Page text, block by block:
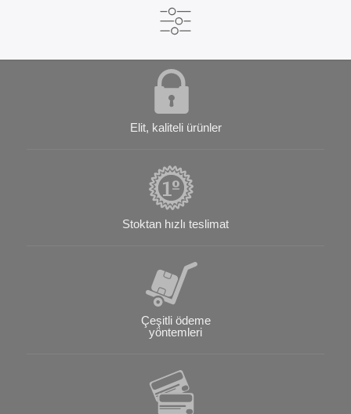
Elit, kaliteli ürünler
Stoktan hızlı teslimat
Çeşitli ödeme
yöntemleri